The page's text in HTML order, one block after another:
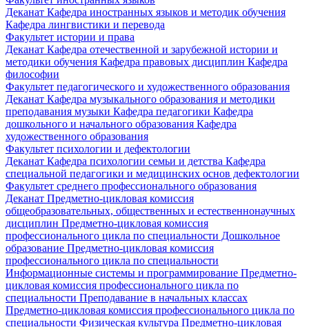
Деканат Кафедра иностранных языков и методик обучения
Кафедра лингвистики и перевода
Факультет истории и права
Деканат Кафедра отечественной и зарубежной истории и
методики обучения Кафедра правовых дисциплин Кафедра
философии
Факультет педагогического и художественного образования
Деканат Кафедра музыкального образования и методики
преподавания музыки Кафедра педагогики Кафедра
дошкольного и начального образования Кафедра
художественного образования
Факультет психологии и дефектологии
Деканат Кафедра психологии семьи и детства Кафедра
специальной педагогики и медицинских основ дефектологии
Факультет среднего профессионального образования
Деканат Предметно-цикловая комиссия
общеобразовательных, общественных и естественнонаучных
дисциплин Предметно-цикловая комиссия
профессионального цикла по специальности Дошкольное
образование Предметно-цикловая комиссия
профессионального цикла по специальности
Информационные системы и программирование Предметно-
цикловая комиссия профессионального цикла по
специальности Преподавание в начальных классах
Предметно-цикловая комиссия профессионального цикла по
специальности Физическая культура Предметно-цикловая